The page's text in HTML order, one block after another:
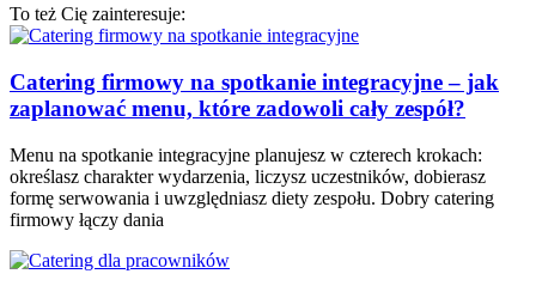
To też Cię zainteresuje:
Catering firmowy na spotkanie integracyjne – jak
zaplanować menu, które zadowoli cały zespół?
Menu na spotkanie integracyjne planujesz w czterech krokach:
określasz charakter wydarzenia, liczysz uczestników, dobierasz
formę serwowania i uwzględniasz diety zespołu. Dobry catering
firmowy łączy dania